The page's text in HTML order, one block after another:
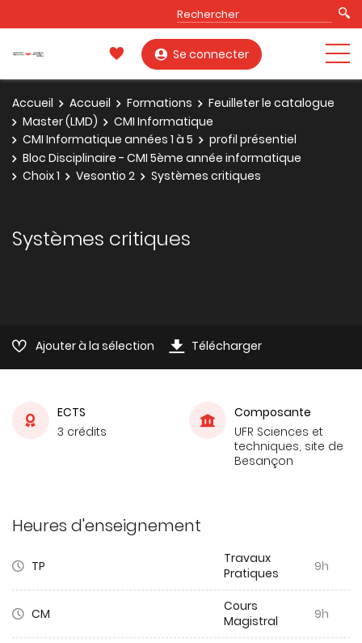
Se connecter
Accueil Accueil Formations
Feuilleter le catalogue
Master (LMD)
CMI Informatique
CMI Informatique années 1 à 5
profil présentiel
Bloc Disciplinaire - CMI 5ème année informatique
Choix 1
Vesontio 2 Systèmes critiques
Systèmes critiques
Ajouter à la sélection Télécharger
ECTS
3 crédits
Composante
UFR Sciences et
techniques, site de
Besançon
Heures d'enseignement
TP
Travaux
Pratiques
9h
CM
Cours
Magistral
9h